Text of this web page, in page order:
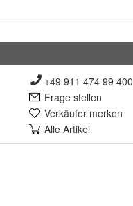
+49 911 474 99 400
Frage stellen
Verkäufer merken
Alle Artikel